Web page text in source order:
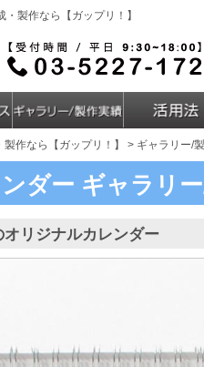
製作なら【ガップリ！】
作なら【ガップリ！】 > ギャラリー/
ダー ギャラリ
オリジナルカレンダー